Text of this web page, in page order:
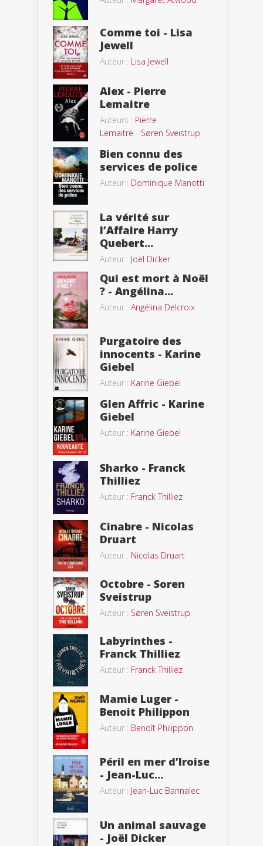
Comme toi - Lisa
Jewell
Auteur : Lisa Jewell
Alex - Pierre
Lemaitre
Auteurs : Pierre
Lemaitre - Søren Sveistrup
Bien connu des
services de police
Auteur : Dominique Manotti
La vérité sur
l’Affaire Harry
Quebert...
Auteur : Joël Dicker
Qui est mort à Noël
? - Angélina...
Auteur : Angélina Delcroix
Purgatoire des
innocents - Karine
Giebel
Auteur : Karine Giebel
Glen Affric - Karine
Giebel
Auteur : Karine Giebel
Sharko - Franck
Thilliez
Auteur : Franck Thilliez
Cinabre - Nicolas
Druart
Auteur : Nicolas Druart
Octobre - Soren
Sveistrup
Auteur : Søren Sveistrup
Labyrinthes -
Franck Thilliez
Auteur : Franck Thilliez
Mamie Luger -
Benoit Philippon
Auteur : Benoît Philippon
Péril en mer d’Iroise
- Jean-Luc...
Auteur : Jean-Luc Bannalec
Un animal sauvage
- Joël Dicker